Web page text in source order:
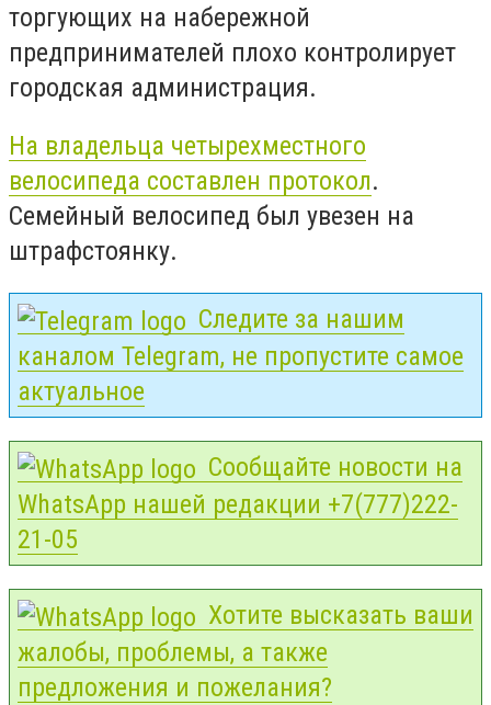
торгующих на набережной
предпринимателей плохо контролирует
городская администрация.
На владельца четырехместного
велосипеда составлен протокол.
Семейный велосипед был увезен на
штрафстоянку.
Следите за нашим
каналом Telegram, не пропустите самое
актуальное
Сообщайте новости на
WhatsApp нашей редакции +7(777)222-
21-05
Хотите высказать ваши
жалобы, проблемы, а также
предложения и пожелания?